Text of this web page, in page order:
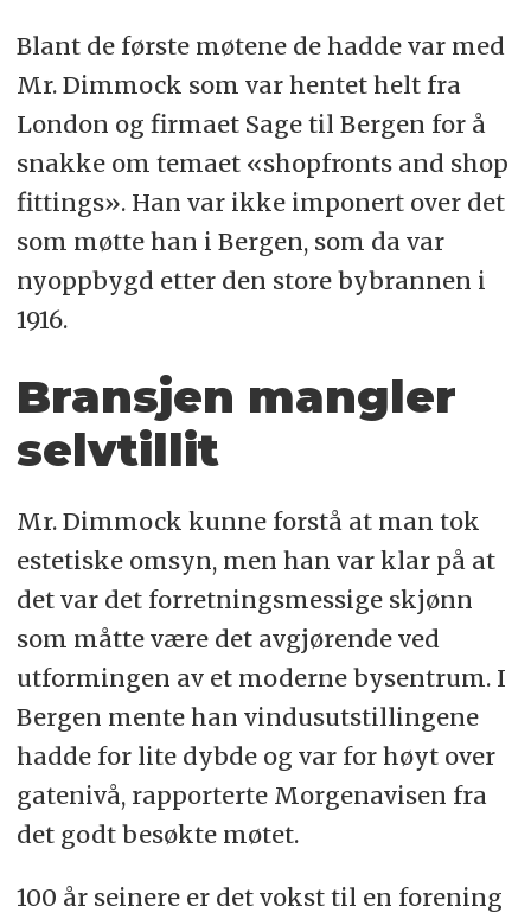
Blant de første møtene de hadde var med
Mr. Dimmock som var hentet helt fra
London og firmaet Sage til Bergen for å
snakke om temaet «shopfronts and shop
fittings». Han var ikke imponert over det
som møtte han i Bergen, som da var
nyoppbygd etter den store bybrannen i
1916.
Bransjen mangler
selvtillit
Mr. Dimmock kunne forstå at man tok
estetiske omsyn, men han var klar på at
det var det forretningsmessige skjønn
som måtte være det avgjørende ved
utformingen av et moderne bysentrum. I
Bergen mente han vindusutstillingene
hadde for lite dybde og var for høyt over
gatenivå, rapporterte Morgenavisen fra
det godt besøkte møtet.
100 år seinere er det vokst til en forening